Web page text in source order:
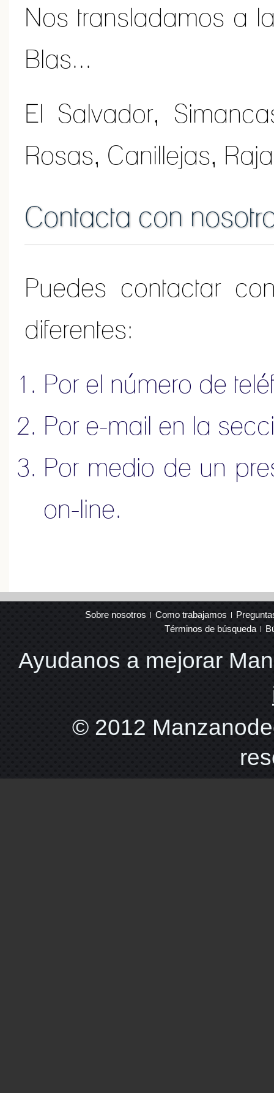
Nos transladamos a
Blas...
El Salvador,
Rosas, Canillejas,
Contacta con
Puedes contactar
diferentes:
Por el número de
Por e-mail en la
Por medio de un
on-line.
Sobre nosotros Como trabajamos
Términos de búsqueda
Ayudanos a mejorar
© 2012